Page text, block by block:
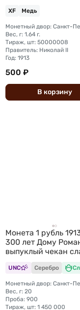
XF Медь
Вес, г: 1.64 г.
Тираж, шт: 50000008
Правитель: Николай II
Год: 1913
500 ₽
В корзину
Монета 1 рубль
300 лет Дому
выпуклый чекан
ННР MS 62
UNC Серебро
Вес, г: 20
Проба: 900
Тираж, шт: 1 450 000